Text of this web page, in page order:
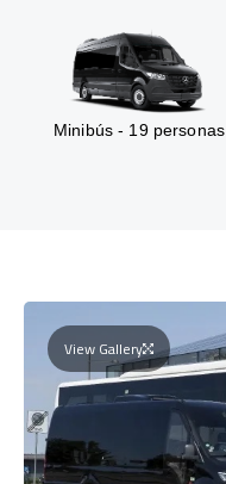
Minibús - 19 personas
View Gallery